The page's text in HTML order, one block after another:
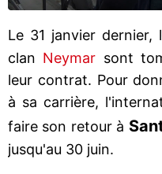
Le 31 janvier dernier,
clan Neymar sont
leur contrat. Pour
à sa carrière,
faire son retour à
jusqu'au 30 juin.